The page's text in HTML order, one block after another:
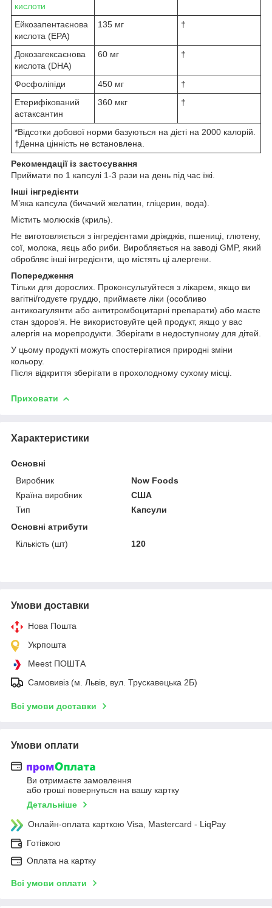
кислоти
Ейкозапентаєнова
кислота (EPA)
135 мг †
Докозагексаєнова
кислота (DHA)
60 мг †
Фосфоліпіди 450 мг
†
Етерифікований
астаксантин
360 мкг †
*Відсотки добової норми базуються на дієті на 2000 калорій.
†Денна цінність не встановлена.
Рекомендації із застосування
Приймати по 1 капсулі 1-3 рази на день під час їжі.
Інші інгредієнти
М’яка капсула (бичачий желатин, гліцерин, вода).
Містить молюсків (криль).
Не виготовляється з інгредієнтами дріжджів, пшениці, глютену,
сої, молока, яєць або риби. Виробляється на заводі GMP, який
обробляє інші інгредієнти, що містять ці алергени.
Попередження
Тільки для дорослих. Проконсультуйтеся з лікарем, якщо ви
вагітні/годуєте груддю, приймаєте ліки (особливо
антикоагулянти або антитромбоцитарні препарати) або маєте
стан здоров’я. Не використовуйте цей продукт, якщо у вас
алергія на морепродукти. Зберігати в недоступному для дітей.
У цьому продукті можуть спостерігатися природні зміни
кольору.
Після відкриття зберігати в прохолодному сухому місці.
Приховати
Характеристики
Основні
Виробник
Now Foods
Країна виробник
США
Тип
Капсули
Основні атрибути
Кількість (шт)
120
Умови доставки
Нова Пошта
Укрпошта
Meest ПОШТА
Самовивіз (м. Львів, вул. Трускавецька 2Б)
Всі умови доставки
Умови оплати
Ви отримаєте замовлення
або гроші повернуться на вашу картку
Детальніше
Онлайн-оплата карткою Visa, Mastercard - LiqPay
Готівкою
Оплата на картку
Всі умови оплати